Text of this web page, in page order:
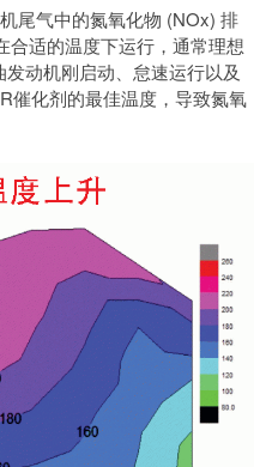
尾气中的氮氧化物 (NOx) 排
适的温度下运行，通常理想
动机刚启动、怠速运行以及
催化剂的最佳温度，导致氮氧